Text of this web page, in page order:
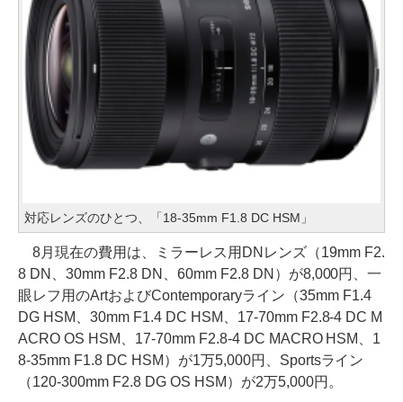
対応レンズのひとつ、「18-35mm F1.8 DC HSM」
8月現在の費用は、ミラーレス用DNレンズ（19mm F2.
8 DN、30mm F2.8 DN、60mm F2.8 DN）が8,000円、一
眼レフ用のArtおよびContemporaryライン（35mm F1.4
DG HSM、30mm F1.4 DC HSM、17-70mm F2.8-4 DC M
ACRO OS HSM、17-70mm F2.8-4 DC MACRO HSM、1
8-35mm F1.8 DC HSM）が1万5,000円、Sportsライン
（120-300mm F2.8 DG OS HSM）が2万5,000円。